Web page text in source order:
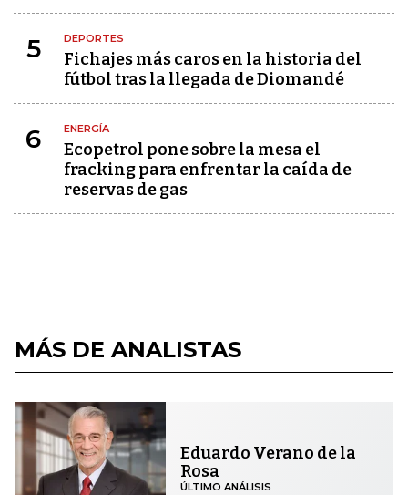
5 DEPORTES
Fichajes más caros en la historia del
fútbol tras la llegada de Diomandé
6 ENERGÍA
Ecopetrol pone sobre la mesa el
fracking para enfrentar la caída de
reservas de gas
MÁS DE ANALISTAS
Eduardo Verano de la
Rosa
ÚLTIMO ANÁLISIS